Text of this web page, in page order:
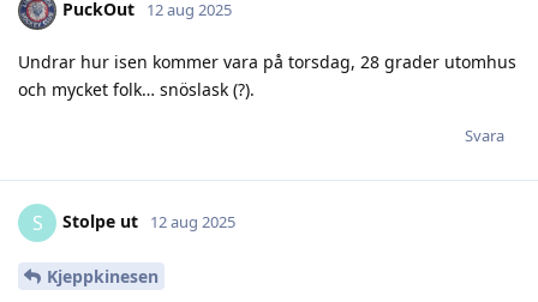
PuckOut 12 aug 2025
Undrar hur isen kommer vara på torsdag, 28 grader utomhus
och mycket folk… snöslask (?).
Svara
S Stolpe ut 12 aug 2025
Kjeppkinesen